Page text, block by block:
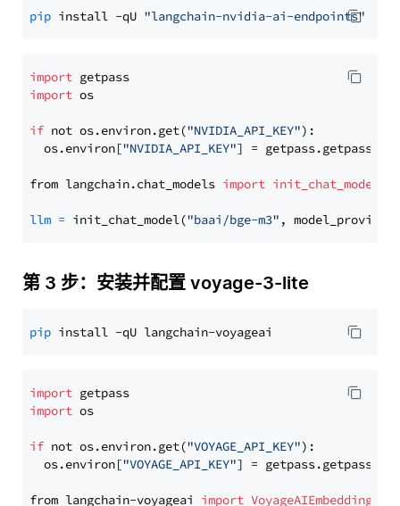
pip install -qU "langchain-nvidia-ai-endpoints"
import
import os
if not os.environ.get("NVIDIA_API_KEY"):
  os.environ[
"NVIDIA_API_KEY"] = getpass.getpass(
from langchain.chat_models import init_chat_model
llm = init_chat_model("baai/bge-m3" , model_provider=
第 3 步：安装并配置 voyage-3-lite
pip
import
import os
if not os.environ.get("VOYAGE_API_KEY"):
  os.environ[
"VOYAGE_API_KEY"] = getpass.getpass(
from langchain-voyageai import VoyageAIEmbeddings